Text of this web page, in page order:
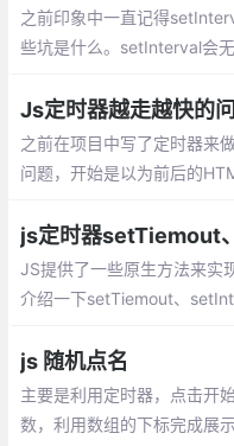
之前印象中一直记得
些坑是什么。setInterval会
Js定时器越走越快的
之前在项目中写了定时器来
问题，开始是以为前后的
这里记录一下。
js定时器setTiemout
JS提供了一些原生方法来实
介绍一下setTiemout、
码，下面来简单介绍一下。
js 随机点名
主要是利用定时器，点击开
数，利用数组的下标完成展